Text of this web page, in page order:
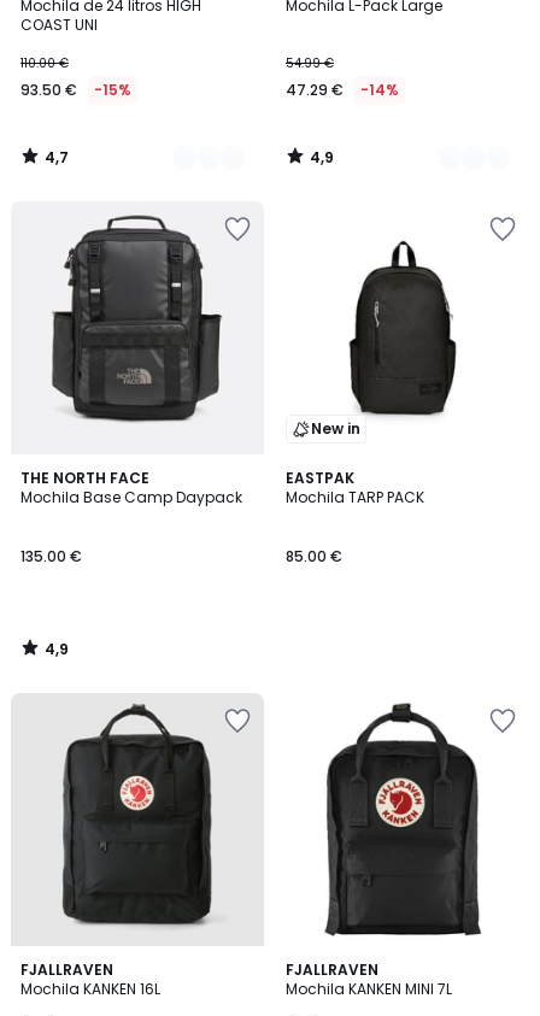
Mochila de 24 litros HIGH
COAST UNI
110.00 €
93.50 € -15%
/ 5
Colores
4,7
/
Mochila L-Pack Large
54.99 €
47.29 € -14%
/ 5
Colores
4,9
/
THE NORTH FACE
Mochila Base Camp Daypack
135.00 €
4,9
/ 5
4,9
/
New in
EASTPAK
Mochila TARP PACK
85.00 €
FJALLRAVEN
Mochila KANKEN 16L
4,2
/ 5
3
Colores
FJALLRAVEN
Mochila KANKEN MINI 7L
4,6
/ 5
4
Colores